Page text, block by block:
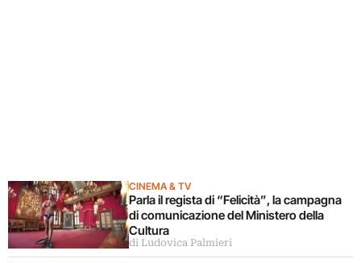
CINEMA & TV
Parla il regista di “Felicità”, la campagna
di comunicazione del Ministero della
Cultura
di Ludovica Palmieri